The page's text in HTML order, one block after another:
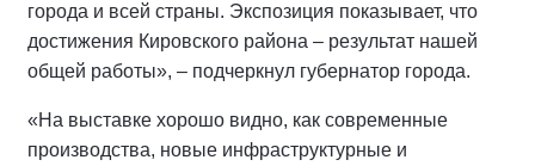
города и всей страны. Экспозиция показывает, что
достижения Кировского района – результат нашей
общей работы», – подчеркнул губернатор города.
«На выставке хорошо видно, как современные
производства, новые инфраструктурные и